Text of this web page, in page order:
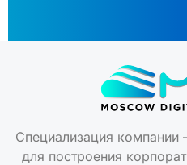
Специализация
для построения